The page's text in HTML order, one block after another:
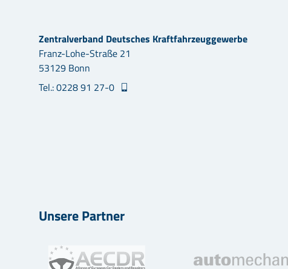
Zentralverband Deutsches Kraftfahrzeuggewerbe
Franz-Lohe-Straße 21
53129 Bonn
Tel.: 0228 91 27-0
Unsere Partner